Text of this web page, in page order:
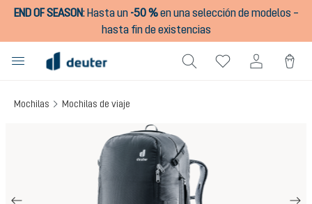
principal
END OF SEASON:Hasta un -50 %en una selección de modelos –
hasta fin de existencias
Mochilas Mochilas de viaje